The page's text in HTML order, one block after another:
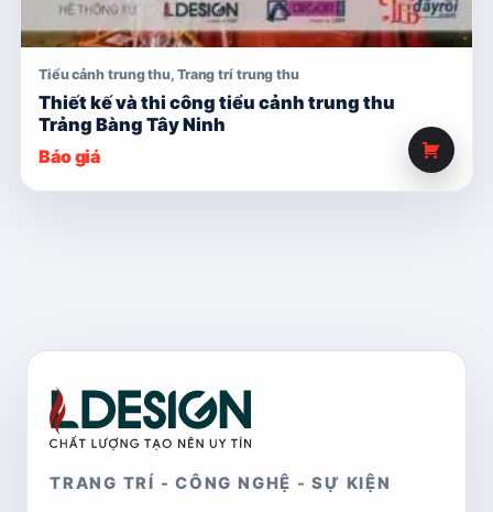
Tiểu cảnh trung thu, Trang trí trung thu
Thiết kế và thi công tiểu cảnh trung thu
Trảng Bàng Tây Ninh
Báo giá
TRANG TRÍ - CÔNG NGHỆ - SỰ KIỆN